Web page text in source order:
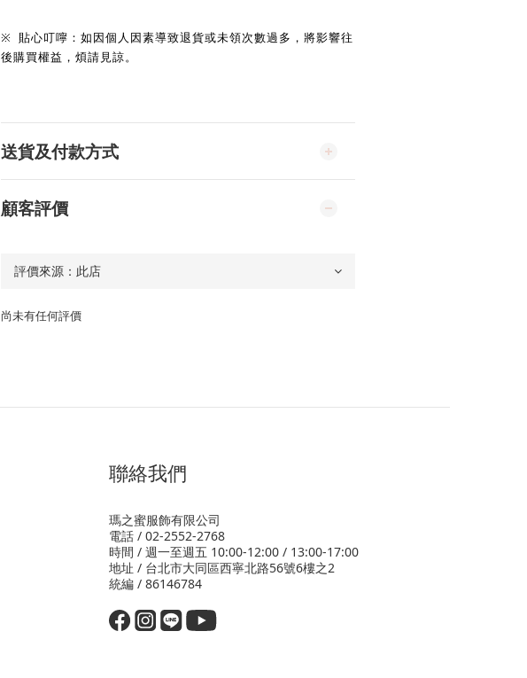
※
貼心叮嚀：如因個人因素導致退貨或未領次數過多，將影響往
後購買權益，煩請見諒。
送貨及付款方式
顧客評價
尚未有任何評價
聯絡我們
瑪之蜜服飾有限公司
電話 / 02-2552-2768
時間 / 週一至週五 10:00-12:00 / 13:00-17:00
地址 / 台北市大同區西寧北路56號6樓之2
統編 / 86146784